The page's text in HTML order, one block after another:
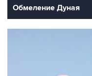
Обмеление Дуная